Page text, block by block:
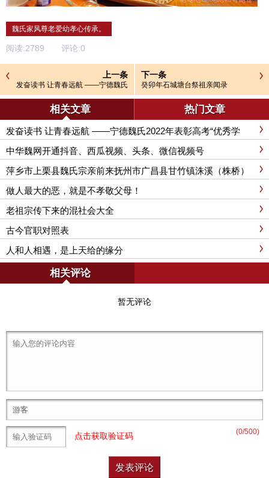
魏氏家风尊老爱幼孝心传承。
阅读:2789 评论:0
上一条
发奋读书 让青春远航 ——宁德魏氏
2022年表彰高考“优秀学子”颁奖活
下一条
癸卯年石城塘台祭祖亲闻录
相关文章 热门文章
发奋读书 让青春远航 ——宁德魏氏2022年表彰高考“优秀学
子”颁奖活动
中华魏网开通抖音、西瓜视频、头条、微信视频号
萍乡市上栗县魏氏宗亲前来抚州市广昌县甘竹镇洙溪（株桥）
寻根纪实
做人最大的恶，就是不孝敬父母！
老祖宗传下来的混社会大全
古今官职对照表
人和人相遇，是上天给的缘分
相关评论
暂无评论
(0/500)
点击获取验证码